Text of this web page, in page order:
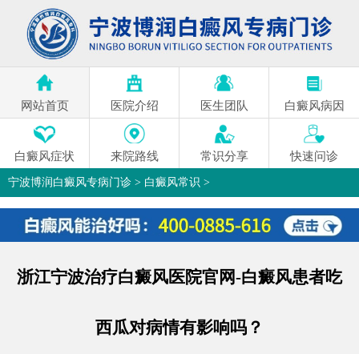
网站首页 医院介绍 医生团队 白癜风病因
白癜风症状 来院路线 常识分享 快速问诊
宁波博润白癜风专病门诊 > 白癜风常识 >
浙江宁波治疗白癜风医院官网-白癜风患者吃
西瓜对病情有影响吗？